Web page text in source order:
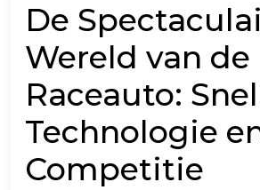
De
Wereld van de
Raceauto:
Technologie
Competitie